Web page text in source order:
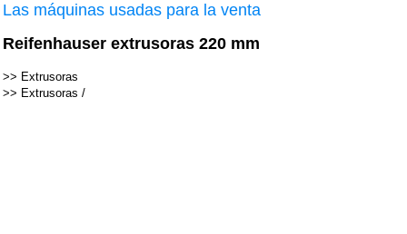
Las máquinas usadas para la venta
Reifenhauser extrusoras 220 mm
>> Extrusoras
>> Extrusoras /